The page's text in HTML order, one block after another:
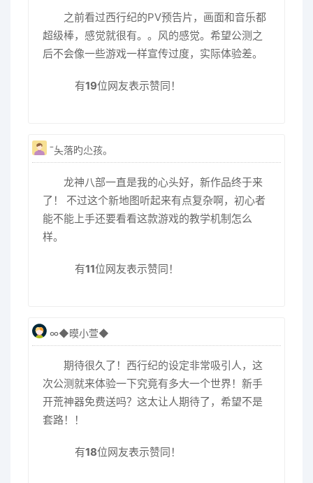
之前看过西行纪的PV预告片，画面和音乐都
超级棒，感觉就很有。。风的感觉。希望公测之
后不会像一些游戏一样宣传过度，实际体验差。
有19位网友表示赞同！
ˉ夨落旳尐孩。
龙神八部一直是我的心头好，新作品终于来
了！ 不过这个新地图听起来有点复杂啊，初心者
能不能上手还要看看这款游戏的教学机制怎么
样。
有11位网友表示赞同！
∞◆暯小萱◆
期待很久了！西行纪的设定非常吸引人，这
次公测就来体验一下究竟有多大一个世界！新手
开荒神器免费送吗？这太让人期待了，希望不是
套路！！
有18位网友表示赞同！